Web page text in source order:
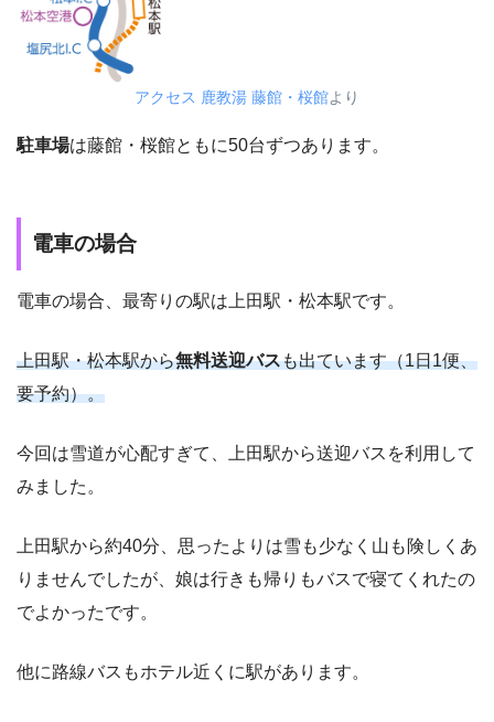
アクセス 鹿教湯 藤館・桜館より
駐車場は藤館・桜館ともに50台ずつあります。
電車の場合
電車の場合、最寄りの駅は上田駅・松本駅です。
上田駅・松本駅から無料送迎バスも出ています（1日1便、
要予約）。
今回は雪道が心配すぎて、上田駅から送迎バスを利用して
みました。
上田駅から約40分、思ったよりは雪も少なく山も険しくあ
りませんでしたが、娘は行きも帰りもバスで寝てくれたの
でよかったです。
他に路線バスもホテル近くに駅があります。